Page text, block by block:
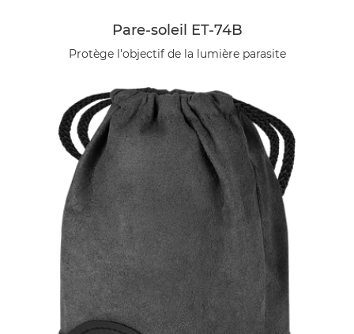
Pare-soleil ET-74B
Protège l'objectif de la lumière parasite